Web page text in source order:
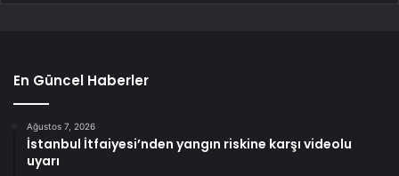
En Güncel Haberler
Ağustos 7, 2026
İstanbul İtfaiyesi’nden yangın riskine karşı videolu
uyarı